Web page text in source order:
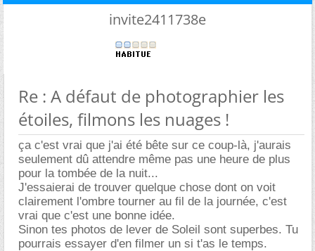
invite2411738e
Re : A défaut de photographier les
étoiles, filmons les nuages !
ça c'est vrai que j'ai été bête sur ce coup-là, j'aurais
seulement dû attendre même pas une heure de plus
pour la tombée de la nuit...
J'essaierai de trouver quelque chose dont on voit
clairement l'ombre tourner au fil de la journée, c'est
vrai que c'est une bonne idée.
Sinon tes photos de lever de Soleil sont superbes. Tu
pourrais essayer d'en filmer un si t'as le temps.